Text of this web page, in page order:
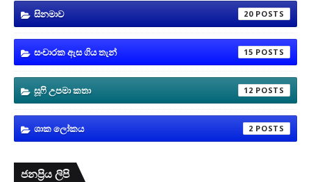
සිනමාව 20
සංචාරක ඇස ගිය තැන් 15
සූෆි උපමා කතා 12
ශාක ලෝකය 2
ජනප්‍රිය ලිපි